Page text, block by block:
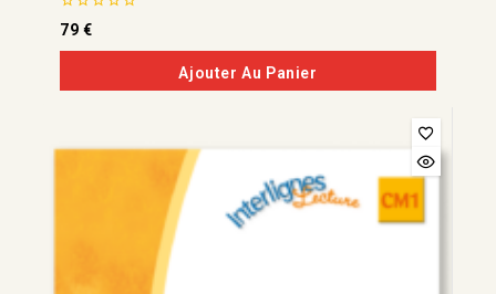
0
de
5
79 €
Ajouter Au Panier